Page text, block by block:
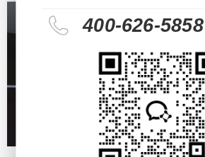
400-626-5858